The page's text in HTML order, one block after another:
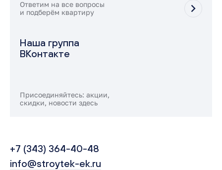
Ответим на все вопросы
и подберём квартиру
Наша группа
ВКонтакте
Присоединяйтесь: акции,
скидки, новости здесь
+7 (343) 364-40-48
info@stroytek-ek.ru